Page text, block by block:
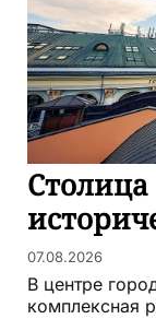
07.08.2026
В центре
комплексная